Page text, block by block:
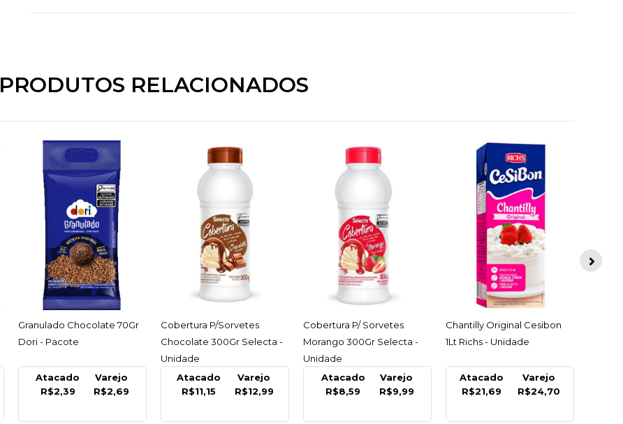
PRODUTOS RELACIONADOS
ACESSAR
Granulado Chocolate 70Gr
Dori - Pacote
Atacado
R$2,39
Varejo
R$2,69
ACESSAR
Cobertura P/Sorvetes
Chocolate 300Gr Selecta -
Unidade
Atacado
R$11,15
Varejo
R$12,99
ACESSAR
Cobertura P/ Sorvetes
Morango 300Gr Selecta -
Unidade
Atacado
R$8,59
Varejo
R$9,99
ACESSAR
Chantilly Original Cesibon
1Lt Richs - Unidade
Atacado
R$21,69
Varejo
R$24,70